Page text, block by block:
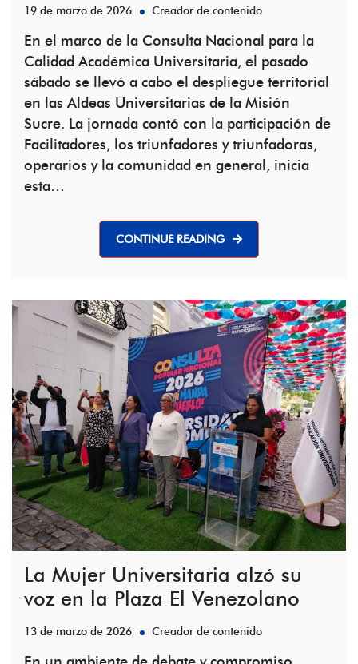
19 de marzo de 2026 Creador de contenido
En el marco de la Consulta Nacional para la
Calidad Académica Universitaria, el pasado
sábado se llevó a cabo el despliegue territorial
en las Aldeas Universitarias de la Misión
Sucre. La jornada contó con la participación de
Facilitadores, los triunfadores y triunfadoras,
operarios y la comunidad en general, inicia
esta…
CONTINUE READING
La Mujer Universitaria alzó su
voz en la Plaza El Venezolano
13 de marzo de 2026 Creador de contenido